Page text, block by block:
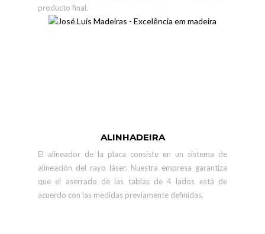
producto final.
ALINHADEIRA
El alineador de la placa consiste en un sistema de
alineación del rayo láser. Nuestra empresa garantiza
que el aserrado de las tablas de 4 lados está de
acuerdo con las medidas previamente definidas.